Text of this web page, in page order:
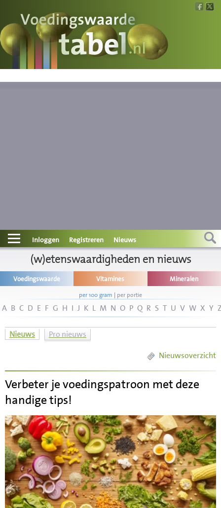
Voedingswaarde
Wat is wat?
Contact
Informatie
Disclaimer
Inloggen Registreren Nieuws
(w)etenswaardigheden en nieuws
Voedingswaarde Vitamines Mineralen
per 100 gram | per portie
A B C D E F G H I J K L M N O P Q R S T U V W X Y
Nieuws Pro nieuws
Nieuwsoverzicht
Verbeter je voedingspatroon met deze
handige tips!